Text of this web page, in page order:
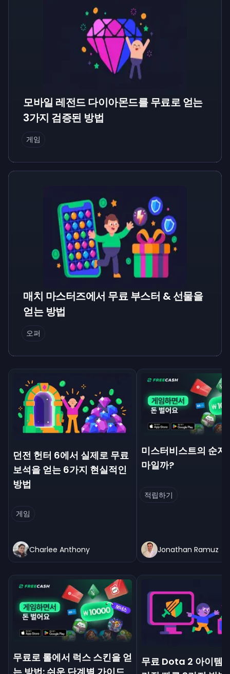
모바일 레전드 다이아몬드를 무료로 얻는
3가지 검증된 방법
게임
매치 마스터즈에서 무료 부스터 & 선물을
얻는 방법
오퍼
던전 헌터 6에서 실제로 무료
보석을 얻는 6가지 현실적인
방법
게임
Charlee Anthony
미스터비스트의 순자
마일까?
적립하기
Jonathan Ramuz
무료로 롤에서 럭스 스킨을 얻
무료 Dota 2 아이템